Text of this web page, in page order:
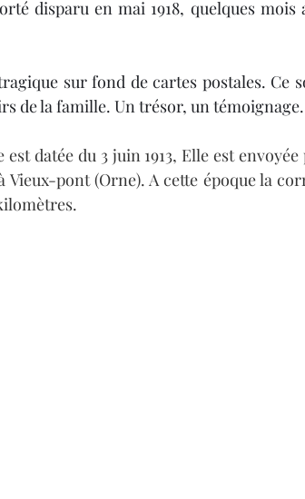
disparu en mai 1918, quelques
sur fond de cartes postales. Ce
de la famille. Un trésor, un
datée du 3 juin 1913, Elle est
Vieux-pont (Orne). A cette époque la